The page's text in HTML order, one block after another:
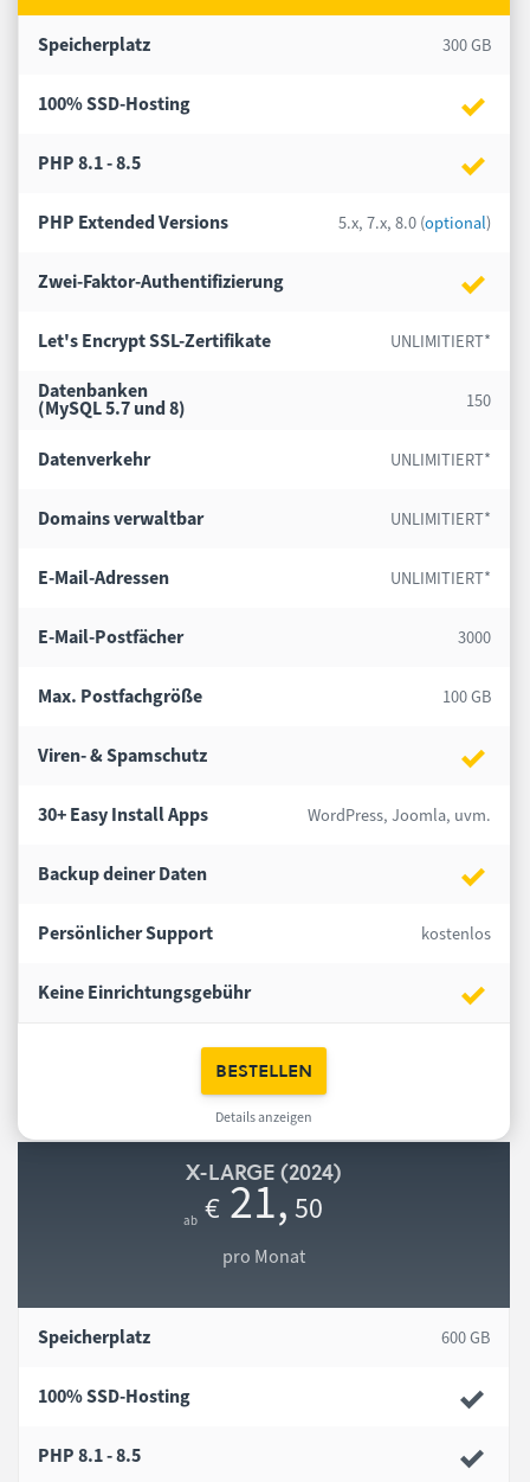
Speicherplatz 300 GB
100% SSD-Hosting
PHP 8.1 - 8.5
PHP Extended Versions 5.x, 7.x, 8.0 (optional)
Zwei-Faktor-Authentifizierung
Let's EncryptSSL-Zertifikate UNLIMITIERT*
Datenbanken
(MySQL 5.7 und 8) 150
Datenverkehr UNLIMITIERT*
Domains verwaltbar UNLIMITIERT*
E-Mail-Adressen UNLIMITIERT*
E-Mail-Postfächer 3000
Max. Postfachgröße 100 GB
Viren- & Spamschutz
30+ Easy Install Apps WordPress, Joomla, uvm.
Backup deiner Daten
Persönlicher Support kostenlos
Keine Einrichtungsgebühr
bestellen
Details anzeigen
X-LARGE (2024)
€ 21,50
pro Monat
Speicherplatz 600 GB
100% SSD-Hosting
PHP 8.1 - 8.5